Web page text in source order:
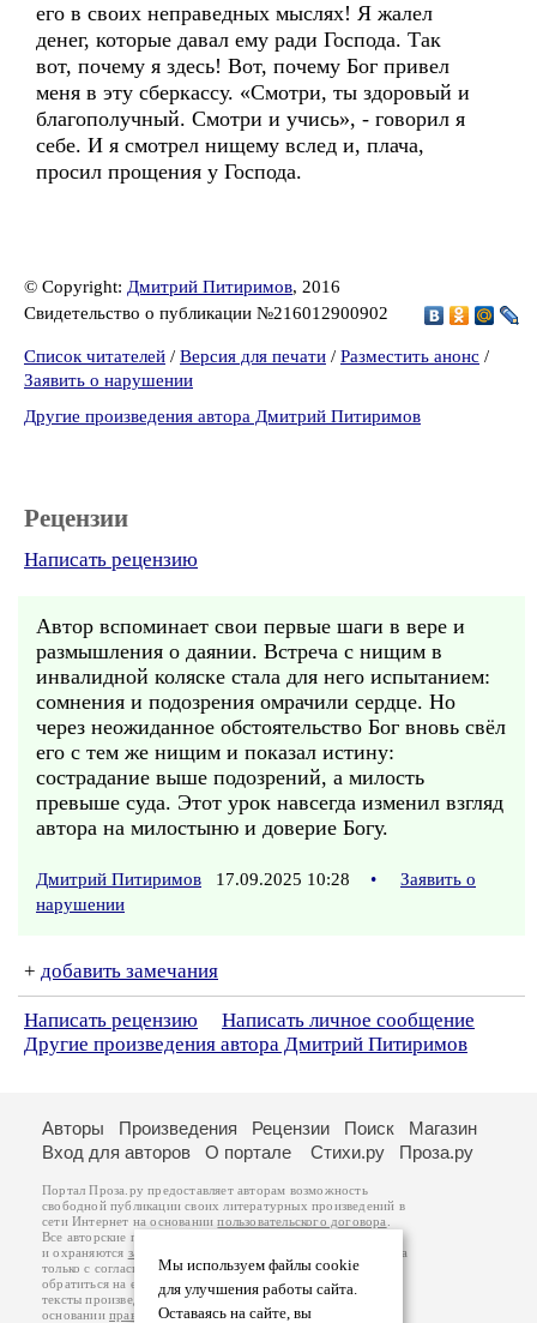
его в своих неправедных мыслях! Я жалел
денег, которые давал ему ради Господа. Так
вот, почему я здесь! Вот, почему Бог привел
меня в эту сберкассу. «Смотри, ты здоровый и
благополучный. Смотри и учись», - говорил я
себе. И я смотрел нищему вслед и, плача,
просил прощения у Господа.
© Copyright: Дмитрий Питиримов, 2016
Свидетельство о публикации №216012900902
Список читателей / Версия для печати / Разместить анонс /
Заявить о нарушении
Другие произведения автора Дмитрий Питиримов
Рецензии
Написать рецензию
Автор вспоминает свои первые шаги в вере и
размышления о даянии. Встреча с нищим в
инвалидной коляске стала для него испытанием:
сомнения и подозрения омрачили сердце. Но
через неожиданное обстоятельство Бог вновь свёл
его с тем же нищим и показал истину:
сострадание выше подозрений, а милость
превыше суда. Этот урок навсегда изменил взгляд
автора на милостыню и доверие Богу.
Дмитрий Питиримов 17.09.2025 10:28 •
Заявить о
нарушении
+ добавить замечания
Написать рецензию
Написать личное сообщение
Другие произведения автора Дмитрий Питиримов
Мы используем файлы cookie
для улучшения работы сайта.
Оставаясь на сайте, вы
Авторы Произведения Рецензии Поиск
Магазин
Вход для авторов
О портале Стихи.ру Проза.ру
Портал Проза.ру предоставляет авторам возможность
свободной публикации своих литературных произведений в
сети Интернет на основаниипользовательского договора
Все авторские права на произведения принадлежат авторам
и охраняются законом
. Перепечатка произведений возможна
только с согласия его автора, к которому вы можете
обратиться на его авторской странице. Ответственность за
тексты произведений авторы несут самостоятельно на
основанииправил публикацииизаконодательства